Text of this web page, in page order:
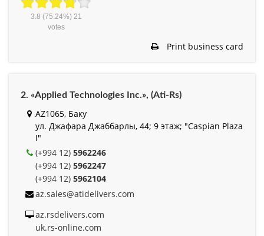
3.8 (75.24%) 21
votes
Print business card
2. «Applied Technologies Inc.», (Ati-Rs)
AZ1065, Баку
ул. Джафара Джаббарлы, 44; 9 этаж; "Caspian Plaza
I"
(+994 12) 5962246
(+994 12) 5962247
(+994 12) 5962104
az.sales@atidelivers.com
az.rsdelivers.com
uk.rs-online.com